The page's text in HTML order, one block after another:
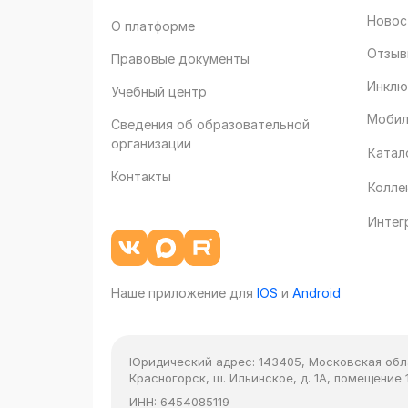
О платформе
Правовые документы
Учебный центр
Сведения об образовательной
организации
Контакты
Наше приложение для IOS и Android
Юридический адрес: 143405, Московская
Красногорск, ш. Ильинское, д. 1А, помещение
ИНН: 6454085119